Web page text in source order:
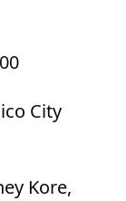
City
Kore,